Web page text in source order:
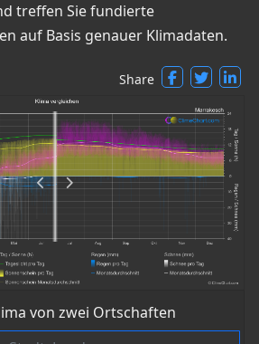
treffen Sie fundierte
auf Basis genauer Klimadaten.
Share
von zwei Ortschaften